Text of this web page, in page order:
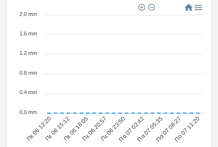
Πε 06 12:20Πε 06 15:12Πε 06 18:05Πε 06 20:57Πε 06 23:50Πα 07 02:42Πα 07 05:35Πα 07 08:27Πα 07 11:20
2.0 mm
1.6 mm
1.2 mm
0.8 mm
0.4 mm
0.0 mm